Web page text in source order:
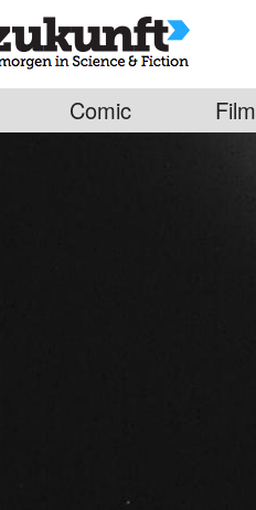
Comic Film